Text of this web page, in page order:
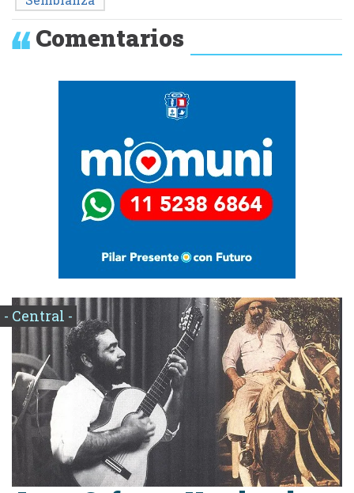
Comentarios
- Central -